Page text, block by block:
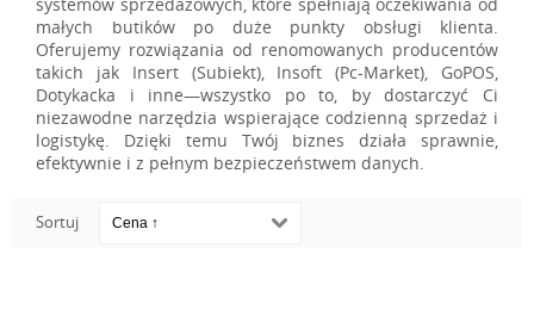
małych butików po duże punkty obsługi klienta.
Oferujemy rozwiązania od renomowanych producentów
takich jak Insert (Subiekt), Insoft (Pc-Market), GoPOS,
Dotykacka i inne—wszystko po to, by dostarczyć Ci
niezawodne narzędzia wspierające codzienną sprzedaż i
logistykę. Dzięki temu Twój biznes działa sprawnie,
efektywnie i z pełnym bezpieczeństwem danych.
Sortuj